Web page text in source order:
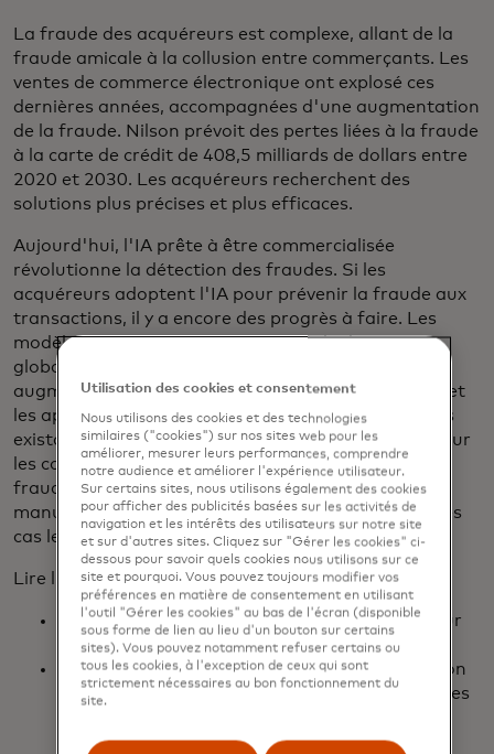
La fraude des acquéreurs est complexe, allant de la
fraude amicale à la collusion entre commerçants. Les
ventes de commerce électronique ont explosé ces
dernières années, accompagnées d'une augmentation
de la fraude. Nilson prévoit des pertes liées à la fraude
à la carte de crédit de 408,5 milliards de dollars entre
2020 et 2030. Les acquéreurs recherchent des
solutions plus précises et plus efficaces.
Aujourd'hui, l'IA prête à être commercialisée
révolutionne la détection des fraudes. Si les
acquéreurs adoptent l'IA pour prévenir la fraude aux
transactions, il y a encore des progrès à faire. Les
modèles formés sur des ensembles de données
globales robustes s'avèrent plus efficaces,
augmentant la détection de la fraude de 2 à 3 fois et
les approbations de 7,4% par rapport aux défenses
existantes de l'acquéreur. Les modèles de risque pour
les commerçants permettent aux analystes de la
fraude de réduire considérablement les contrôles
manuels et de concentrer leurs investigations sur les
cas les plus risqués.
Lire l'ebook pour :
Comprendre les coûts cachés de la fraude pour
votre entreprise
Découvrez les nouveaux modèles de Brighterion
AI, prêts pour le marché, formés sur les données
Mastercard à l'échelle mondiale.
Utilisation des cookies et consentement
Nous utilisons des cookies et des technologies
similaires ("cookies") sur nos sites web pour les
améliorer, mesurer leurs performances, comprendre
notre audience et améliorer l'expérience utilisateur.
Sur certains sites, nous utilisons également des cookies
pour afficher des publicités basées sur les activités de
navigation et les intérêts des utilisateurs sur notre site
et sur d'autres sites. Cliquez sur "Gérer les cookies" ci-
dessous pour savoir quels cookies nous utilisons sur ce
site et pourquoi. Vous pouvez toujours modifier vos
préférences en matière de consentement en utilisant
l'outil "Gérer les cookies" au bas de l'écran (disponible
sous forme de lien au lieu d'un bouton sur certains
sites). Vous pouvez notamment refuser certains ou
tous les cookies, à l'exception de ceux qui sont
strictement nécessaires au bon fonctionnement du
site.